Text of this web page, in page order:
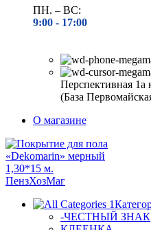
ПН. – ВС:
9:00 - 17:00
Перспективная 1а
(База
О магазине
-ЧЕСТНЫЙ ЗНАК